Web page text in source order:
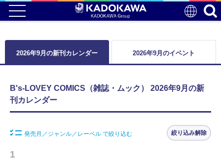
2026年9月の新刊カレンダー 2026年9月のイベント
B's-LOVEY COMICS（雑誌・ムック） 2026年9月の新
刊カレンダー
発売月／ジャンル／レーベル で絞り込む 絞り込み解除
1